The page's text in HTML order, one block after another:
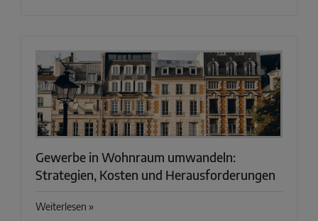
Gewerbe in Wohnraum umwandeln:
Strategien, Kosten und Herausforderungen
Weiterlesen »